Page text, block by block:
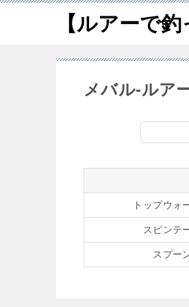
【ルアーで
メバル-ルア
トップウォ
スピンテ
スプー